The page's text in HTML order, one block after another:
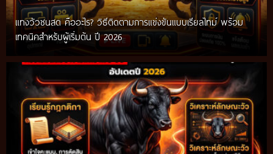
แทงวัวชนสด คืออะไร? วิธีติดตามการแข่งขันแบบเรียลไทม์ พร้อม
เทคนิคสำหรับผู้เริ่มต้น ปี 2026